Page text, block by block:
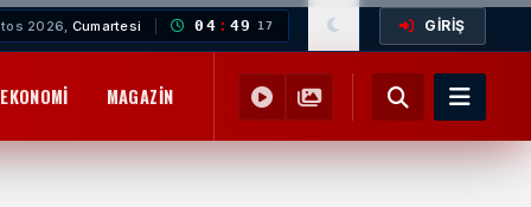
2026, Cumartesi 04 : 49 19 GİRİŞ
EKONOMI MAGAZIN YEMEK TARIFLERI SAĞLIK